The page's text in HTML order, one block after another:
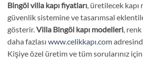
Bingölvilla kapı fiyatları, üretilecek kapı
güvenlik sistemine ve tasarımsal
gösterir.Villa Bingöl kapı modelleri,
daha fazlası www.celikkapı.com
Kişiye özel üretim ve tüm sorularınız